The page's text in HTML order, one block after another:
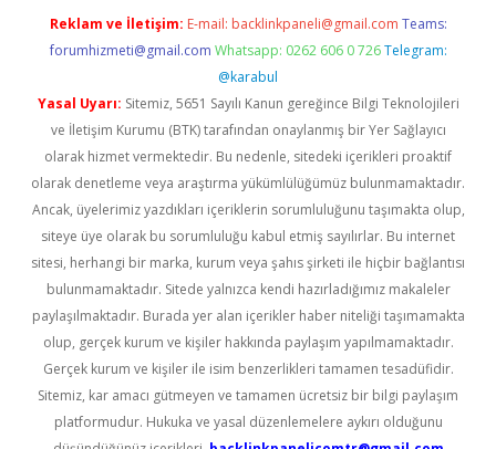
Reklam ve İletişim: E-mail: backlinkpaneli@gmail.com Teams:
forumhizmeti@gmail.com Whatsapp: 0262 606 0 726 Telegram:
@karabul
Yasal Uyarı: Sitemiz, 5651 Sayılı Kanun gereğince Bilgi Teknolojileri
ve İletişim Kurumu (BTK) tarafından onaylanmış bir Yer Sağlayıcı
olarak hizmet vermektedir. Bu nedenle, sitedeki içerikleri proaktif
olarak denetleme veya araştırma yükümlülüğümüz bulunmamaktadır.
Ancak, üyelerimiz yazdıkları içeriklerin sorumluluğunu taşımakta olup,
siteye üye olarak bu sorumluluğu kabul etmiş sayılırlar. Bu internet
sitesi, herhangi bir marka, kurum veya şahıs şirketi ile hiçbir bağlantısı
bulunmamaktadır. Sitede yalnızca kendi hazırladığımız makaleler
paylaşılmaktadır. Burada yer alan içerikler haber niteliği taşımamakta
olup, gerçek kurum ve kişiler hakkında paylaşım yapılmamaktadır.
Gerçek kurum ve kişiler ile isim benzerlikleri tamamen tesadüfidir.
Sitemiz, kar amacı gütmeyen ve tamamen ücretsiz bir bilgi paylaşım
platformudur. Hukuka ve yasal düzenlemelere aykırı olduğunu